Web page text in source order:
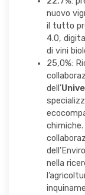
nuovo
il tutto
4.0,
di vini
25,0%:
dell’
nella